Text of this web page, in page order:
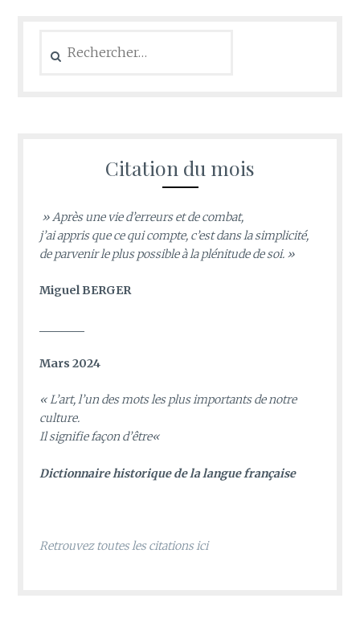
Citation du mois
» Après une vie d’erreurs et de combat,
j’ai appris que ce qui compte, c’est dans la simplicité,
de parvenir le plus possible à la plénitude de soi. »
Miguel BERGER
Mars 2024
«L’art, l’un des mots les plus importants de notre
culture.
Il signifie façon d’être«
Dictionnaire historique de la langue française
Retrouvez toutes les citations ici